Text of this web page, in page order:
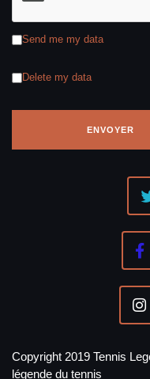
Send me my data
Delete my data
Copyright 2019 Tennis
légende du tennis